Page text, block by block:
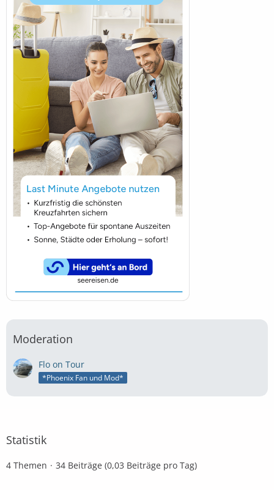
Moderation
Flo on Tour
*Phoenix Fan und Mod*
Statistik
4 Themen 34 Beiträge (0,03 Beiträge pro Tag)